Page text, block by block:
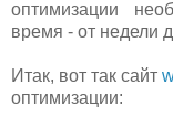
оптимизации
время - от недели
Итак, вот так сайт
оптимизации: